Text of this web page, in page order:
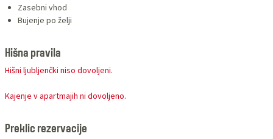
Zasebni vhod
Bujenje po želji
Hišna pravila
Hišni ljubljenčki niso dovoljeni.
Kajenje v apartmajih ni dovoljeno.
Preklic rezervacije